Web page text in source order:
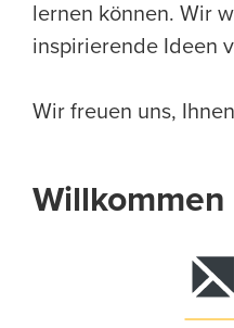
lernen können. Wir
inspirierende Ideen
Wir freuen uns,
Willkommen